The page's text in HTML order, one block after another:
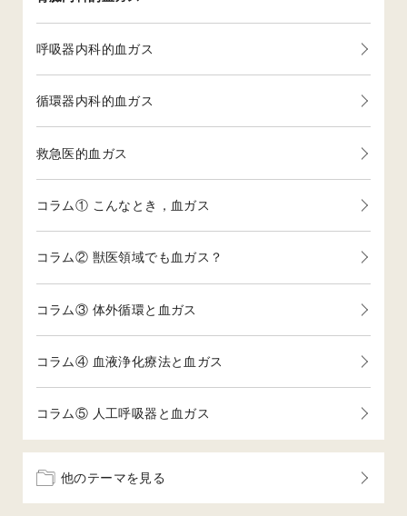
呼吸器内科的血ガス
循環器内科的血ガス
救急医的血ガス
コラム① こんなとき，血ガス
コラム② 獣医領域でも血ガス？
コラム③ 体外循環と血ガス
コラム④ 血液浄化療法と血ガス
コラム⑤ 人工呼吸器と血ガス
他のテーマを見る